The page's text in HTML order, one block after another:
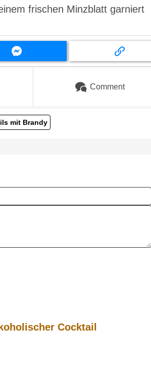
frischen Minzblatt garniert
Comment
mit Brandy
Cocktail